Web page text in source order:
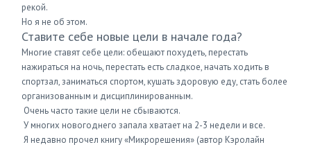
рекой.
Но я не об этом.
Ставите себе новые цели в начале года?
Многие ставят себе цели: обещают похудеть, перестать
нажираться на ночь, перестать есть сладкое, начать ходить в
спортзал, заниматься спортом, кушать здоровую еду, стать более
организованным и дисциплинированным.
Очень часто такие цели не сбываются.
У многих новогоднего запала хватает на 2-3 недели и все.
Я недавно прочел книгу «Микрорешения» (автор Кэролайн